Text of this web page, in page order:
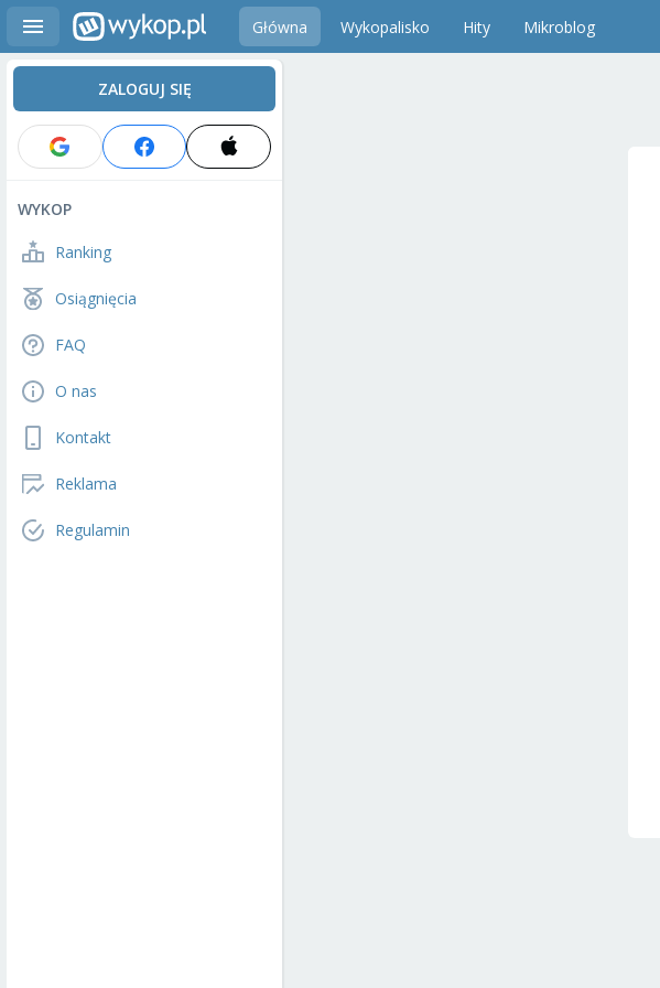
Główna Wykopalisko Hity Mikroblog
ZALOGUJ SIĘ
WYKOP
Ranking
Osiągnięcia
FAQ
O nas
Kontakt
Reklama
Regulamin